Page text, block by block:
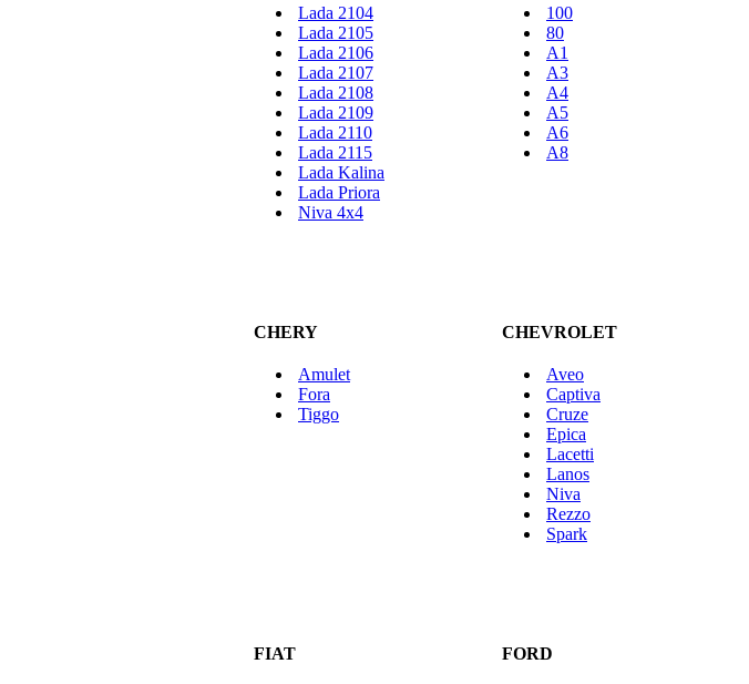
Lada 2104
Lada 2105
Lada 2106
Lada 2107
Lada 2108
Lada 2109
Lada 2110
Lada 2115
Lada Kalina
Lada Priora
Niva 4x4
100
80
A1
A3
A4
A5
A6
A8
CHERY CHEVROLET
Amulet
Fora
Tiggo
Aveo
Captiva
Cruze
Epica
Lacetti
Lanos
Niva
Rezzo
Spark
FIAT FORD